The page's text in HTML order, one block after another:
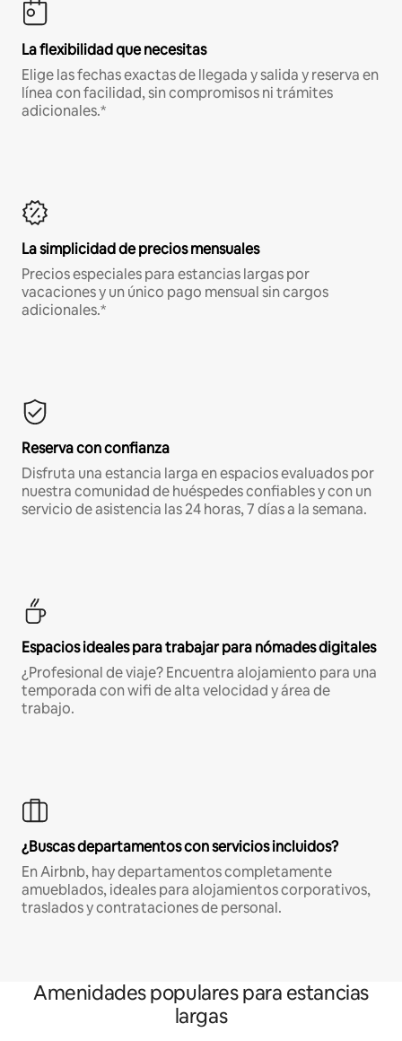
La flexibilidad que necesitas
Elige las fechas exactas de llegada y salida y reserva en
línea con facilidad, sin compromisos ni trámites
adicionales.*
La simplicidad de precios mensuales
Precios especiales para estancias largas por
vacaciones y un único pago mensual sin cargos
adicionales.*
Reserva con confianza
Disfruta una estancia larga en espacios evaluados por
nuestra comunidad de huéspedes confiables y con un
servicio de asistencia las 24 horas, 7 días a la semana.
Espacios ideales para trabajar para nómades digitales
¿Profesional de viaje? Encuentra alojamiento para una
temporada con wifi de alta velocidad y área de
trabajo.
¿Buscas departamentos con servicios incluidos?
En Airbnb, hay departamentos completamente
amueblados, ideales para alojamientos corporativos,
traslados y contrataciones de personal.
Amenidades populares para estancias
largas